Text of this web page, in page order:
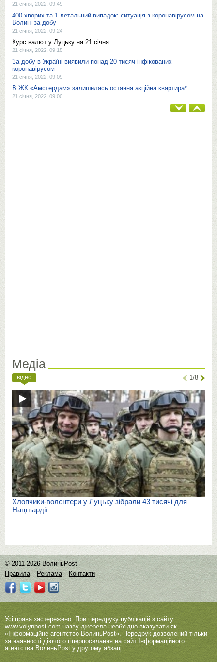
21 січня, 2022, 09:49
400 хворих та 1 летальний випадок: ситуація з коронавірусом на
Волині за добу
21 січня, 2022, 09:24
Курс валют у Луцьку на 21 січня
21 січня, 2022, 09:15
За добу в Україні виявили понад 20 тисяч інфікованих
коронавірусом
21 січня, 2022, 09:09
В ЖК «Амстердам» залишилась остання акційна квартира*
21 січня, 2022, 09:00
Медіа
відео 1/8
Хлопчики-волонтери у Луцьку зібрали 43 тисячі для
Нацгвардії
© 2011-2026 ВолиньPost
Правила
Реклама Контакти
Усі права застережено. При передруку публікацій з сайту
www.volynpost.com назву джерела необхідно вказувати як
«Інформаційне агентство ВолиньPost». Передрук дозволений тільки
за наявності діючого гіперпосилання на сайт Інформаційного
агентства ВолиньPost у другому абзаці.